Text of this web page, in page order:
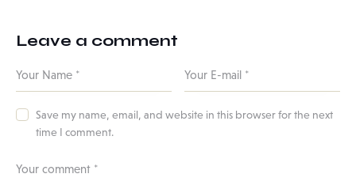
Leave a comment
Save my name, email, and website in this browser for the next
time I comment.